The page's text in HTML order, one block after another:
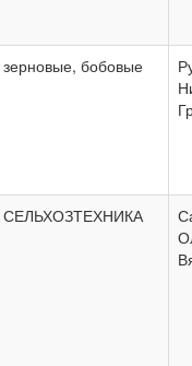
зерновые, бобовые
СЕЛЬХОЗТЕХНИКА